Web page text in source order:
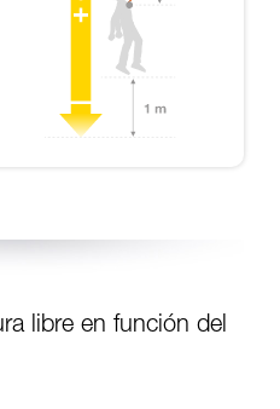
libre en función del